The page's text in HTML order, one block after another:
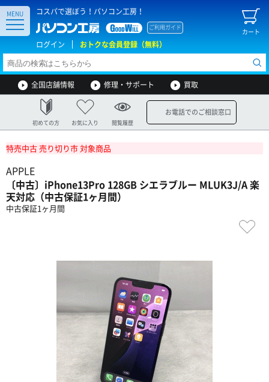
コスパで選ぼう！パソコン工房！
カート
ご利用ガイド
ログイン おトクな会員登録（無料）
MENU
全国店舗情報 修理・サポート 買取
初めての方 お気に入り 閲覧履歴
お電話でのご相談窓口
特売中古 売り切り市 対象商品
APPLE
〔中古〕iPhone13Pro 128GB シエラブルー MLUK3J/A 楽
天対応（中古保証1ヶ月間）
中古保証1ヶ月間